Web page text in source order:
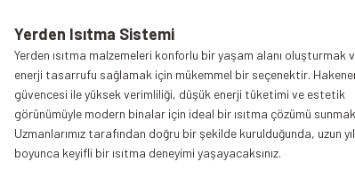
Yerden Isıtma Sistemi
Yerden ısıtma malzemeleri konforlu bir yaşam alanı oluşturmak
enerji tasarrufu sağlamak için mükemmel bir seçenektir.
güvencesi ile yüksek verimliliği, düşük enerji tüketimi ve estetik
görünümüyle modern binalar için ideal bir ısıtma çözümü
Uzmanlarımız tarafından doğru bir şekilde kurulduğunda, uzun
boyunca keyifli bir ısıtma deneyimi yaşayacaksınız.